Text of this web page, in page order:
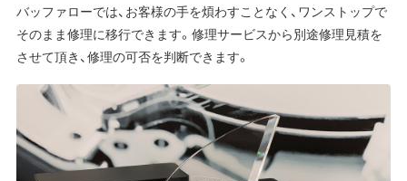
バッファローでは、お客様の手を煩わすことなく、ワンストップで
そのまま修理に移行できます。修理サービスから別途修理見積を
させて頂き、修理の可否を判断できます。